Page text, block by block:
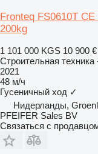
Fronteq FS0610T
200kg
1 101 000 KGS 10 900 €
Строительная
2021
48 м/ч
Гусеничный ход ✓
Нидерланды,
PFEIFER Sales BV
Связаться с